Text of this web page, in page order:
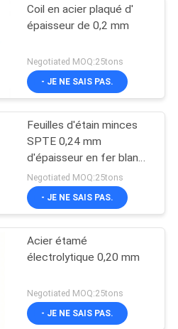
Coil en acier plaqué d'
épaisseur de 0,2 mm
Negotiated MOQ:25tons
- JE NE SAIS PAS.
Feuilles d'étain minces
SPTE 0,24 mm
d'épaisseur en fer blanc
résistant à l'acide ETP
TFS
Negotiated MOQ:25tons
- JE NE SAIS PAS.
Acier étamé
électrolytique 0,20 mm
Negotiated MOQ:25tons
- JE NE SAIS PAS.